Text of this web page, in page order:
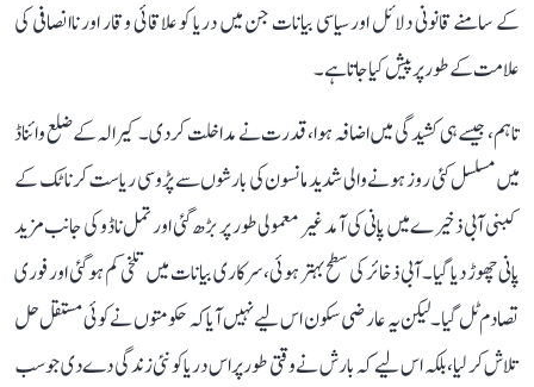
کے سامنے قانونی دلائل اور سیاسی بیانات جن میں دریا کو علاقائی وقار اور ناانصافی کی
علامت کے طور پر پیش کیا جاتا ہے۔
تاہم، جیسے ہی کشیدگی میں اضافہ ہوا، قدرت نے مداخلت کر دی۔ کیرالہ کے ضلع وائناڈ
میں مسلسل کئی روز ہونے والی شدید مانسون کی بارشوں سے پڑوسی ریاست کرناٹک کے
کبنی آبی ذخیرے میں پانی کی آمد غیر معمولی طور پر بڑھ گئی اور تمل ناڈو کی جانب مزید
پانی چھوڑ دیا گیا۔ آبی ذخائر کی سطح بہتر ہوئی، سرکاری بیانات میں تلخی کم ہو گئی اور فوری
تصادم ٹل گیا۔ لیکن یہ عارضی سکون اس لیے نہیں آیا کہ حکومتوں نے کوئی مستقل حل
تلاش کر لیا، بلکہ اس لیے کہ بارش نے وقتی طور پر اس دریا کو نئی زندگی دے دی جو سب